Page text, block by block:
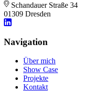
Schandauer Straße 34
01309 Dresden
Navigation
Über mich
Show Case
Projekte
Kontakt